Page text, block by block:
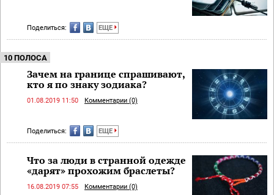
Поделиться: ЕЩЕ
10 ПОЛОСА
Зачем на границе спрашивают,
кто я по знаку зодиака?
01.08.2019 11:50 Комментарии (0)
Поделиться: ЕЩЕ
Что за люди в странной одежде
«дарят» прохожим браслеты?
16.08.2019 07:55 Комментарии (0)